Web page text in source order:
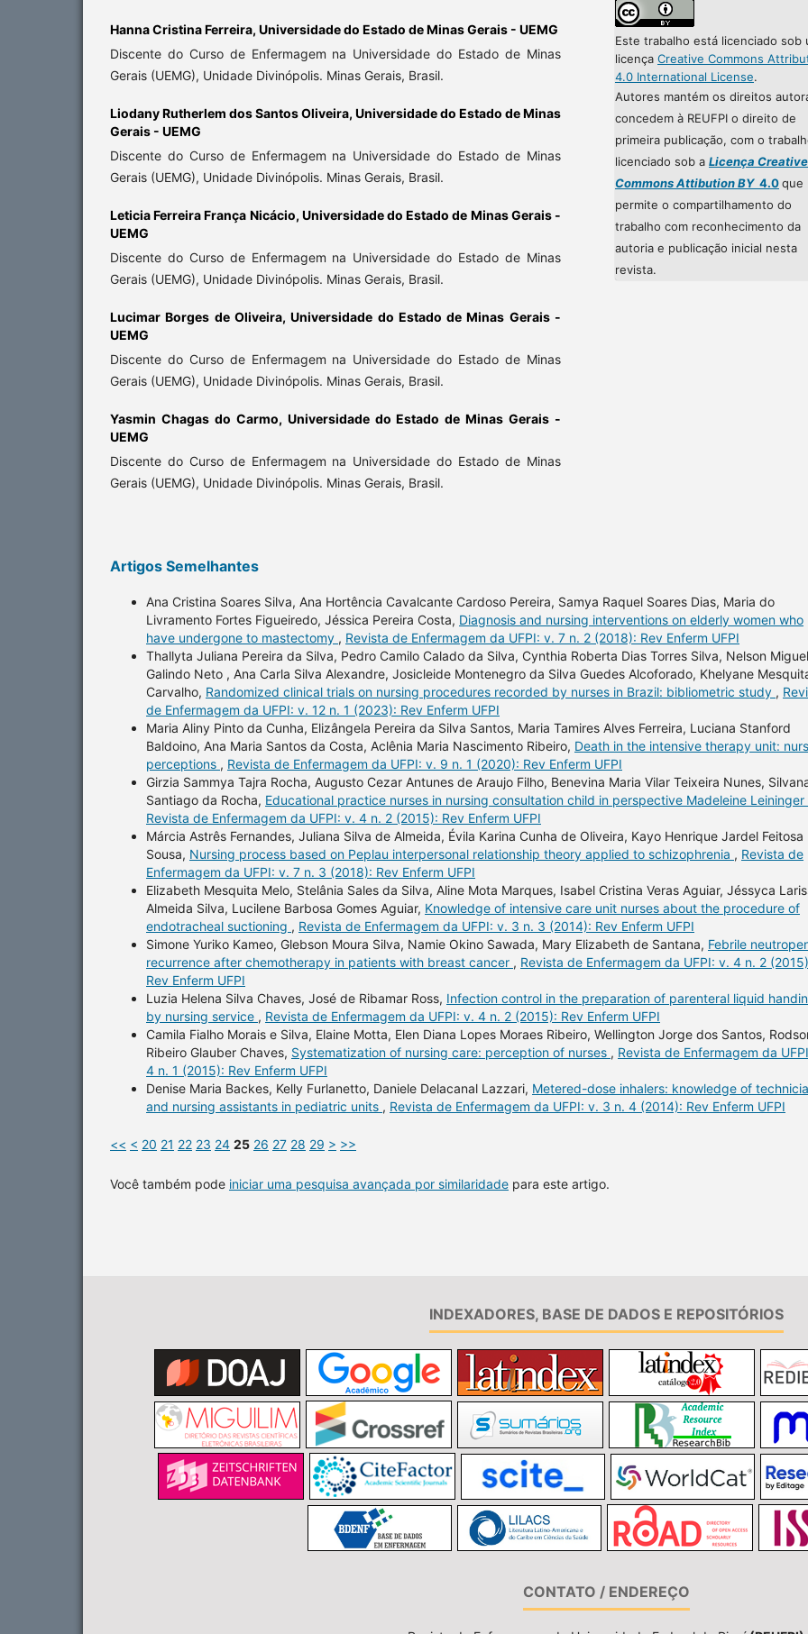
Hanna Cristina Ferreira, Universidade do Estado de Minas Gerais - UEMG
Discente do Curso de Enfermagem na Universidade do Estado de Minas
Gerais (UEMG), Unidade Divinópolis. Minas Gerais, Brasil.
Liodany Rutherlem dos Santos Oliveira, Universidade do Estado de Minas
Gerais - UEMG
Discente do Curso de Enfermagem na Universidade do Estado de Minas
Gerais (UEMG), Unidade Divinópolis. Minas Gerais, Brasil.
Leticia Ferreira França Nicácio, Universidade do Estado de Minas Gerais -
UEMG
Discente do Curso de Enfermagem na Universidade do Estado de Minas
Gerais (UEMG), Unidade Divinópolis. Minas Gerais, Brasil.
Lucimar Borges de Oliveira,Universidade do Estado de Minas Gerais -
UEMG
Discente do Curso de Enfermagem na Universidade do Estado de Minas
Gerais (UEMG), Unidade Divinópolis. Minas Gerais, Brasil.
Yasmin Chagas do Carmo, Universidade do Estado de Minas Gerais -
UEMG
Discente do Curso de Enfermagem na Universidade do Estado de Minas
Gerais (UEMG), Unidade Divinópolis. Minas Gerais, Brasil.
Este trabalho está licenciado sob
licença Creative Commons
4.0 International License.
Autores mantém os direitos
concedem à REUFPI o direito de
primeira publicação, com o
licenciado sob a Licença Creative
Commons Attibution BY4.0que
permite o compartilhamento do
trabalho com reconhecimento da
autoria e publicação inicial nesta
revista.
Artigos Semelhantes
Ana Cristina Soares Silva, Ana Hortência Cavalcante Cardoso Pereira, Samya Raquel Soares Dias, Maria do
Livramento Fortes Figueiredo, Jéssica Pereira Costa, Diagnosis and nursing interventions on elderly women who
have undergone to mastectomy , Revista de Enfermagem da UFPI: v. 7 n. 2 (2018): Rev Enferm UFPI
Thallyta Juliana Pereira da Silva, Pedro Camilo Calado da Silva, Cynthia Roberta Dias Torres Silva, Nelson Miguel
Galindo Neto , Ana Carla Silva Alexandre, Josicleide Montenegro da Silva Guedes Alcoforado, Khelyane
Carvalho, Randomized clinical trials on nursing procedures recorded by nurses in Brazil: bibliometric study ,
de Enfermagem da UFPI: v. 12 n. 1 (2023): Rev Enferm UFPI
Maria Aliny Pinto da Cunha, Elizângela Pereira da Silva Santos, Maria Tamires Alves Ferreira, Luciana Stanford
Baldoino, Ana Maria Santos da Costa, Aclênia Maria Nascimento Ribeiro, Death in the intensive therapy unit:
perceptions , Revista de Enfermagem da UFPI: v. 9 n. 1 (2020): Rev Enferm UFPI
Girzia Sammya Tajra Rocha, Augusto Cezar Antunes de Araujo Filho, Benevina Maria Vilar Teixeira Nunes,
Santiago da Rocha, Educational practice nurses in nursing consultation child in perspective Madeleine Leininger
Revista de Enfermagem da UFPI: v. 4 n. 2 (2015): Rev Enferm UFPI
Márcia Astrês Fernandes, Juliana Silva de Almeida, Évila Karina Cunha de Oliveira, Kayo Henrique Jardel Feitosa
Sousa, Nursing process based on Peplau interpersonal relationship theory applied to schizophrenia , Revista de
Enfermagem da UFPI: v. 7 n. 3 (2018): Rev Enferm UFPI
Elizabeth Mesquita Melo, Stelânia Sales da Silva, Aline Mota Marques, Isabel Cristina Veras Aguiar, Jéssyca
Almeida Silva, Lucilene Barbosa Gomes Aguiar, Knowledge of intensive care unit nurses about the procedure of
endotracheal suctioning , Revista de Enfermagem da UFPI: v. 3 n. 3 (2014): Rev Enferm UFPI
Simone Yuriko Kameo, Glebson Moura Silva, Namie Okino Sawada, Mary Elizabeth de Santana, Febrile
recurrence after chemotherapy in patients with breast cancer , Revista de Enfermagem da UFPI: v. 4 n. 2
Rev Enferm UFPI
Luzia Helena Silva Chaves, José de Ribamar Ross, Infection control in the preparation of parenteral liquid
by nursing service , Revista de Enfermagem da UFPI: v. 4 n. 2 (2015): Rev Enferm UFPI
Camila Fialho Morais e Silva, Elaine Motta, Elen Diana Lopes Moraes Ribeiro, Wellington Jorge dos Santos,
Ribeiro Glauber Chaves, Systematization of nursing care: perception of nurses , Revista de Enfermagem da
4 n. 1 (2015): Rev Enferm UFPI
Denise Maria Backes, Kelly Furlanetto, Daniele Delacanal Lazzari, Metered-dose inhalers: knowledge of
and nursing assistants in pediatric units , Revista de Enfermagem da UFPI: v. 3 n. 4 (2014): Rev Enferm UFPI
<< < 20 21 22 23 24 25 26 27 28 29 > >>
Você também pode iniciar uma pesquisa avançada por similaridade para este artigo.
INDEXADORES, BASE DE DADOS E REPOSITÓRIOS
CONTATO / ENDEREÇO